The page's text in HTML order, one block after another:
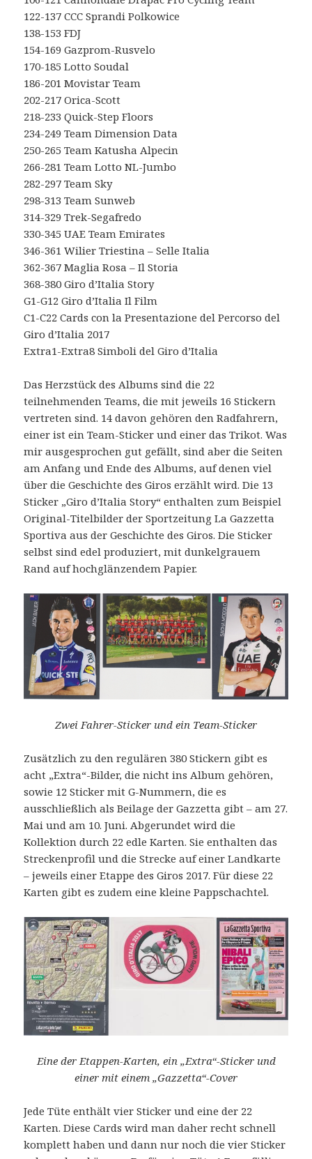
122-137 CCC Sprandi Polkowice
138-153 FDJ
154-169 Gazprom-Rusvelo
170-185 Lotto Soudal
186-201 Movistar Team
202-217 Orica-Scott
218-233 Quick-Step Floors
234-249 Team Dimension Data
250-265 Team Katusha Alpecin
266-281 Team Lotto NL-Jumbo
282-297 Team Sky
298-313 Team Sunweb
314-329 Trek-Segafredo
330-345 UAE Team Emirates
346-361 Wilier Triestina – Selle Italia
362-367 Maglia Rosa – Il Storia
368-380 Giro d’Italia Story
G1-G12 Giro d’Italia Il Film
C1-C22 Cards con la Presentazione del Percorso del
Giro d’Italia 2017
Extra1-Extra8 Simboli del Giro d’Italia
Das Herzstück des Albums sind die 22
teilnehmenden Teams, die mit jeweils 16 Stickern
vertreten sind. 14 davon gehören den Radfahrern,
einer ist ein Team-Sticker und einer das Trikot. Was
mir ausgesprochen gut gefällt, sind aber die Seiten
am Anfang und Ende des Albums, auf denen viel
über die Geschichte des Giros erzählt wird. Die 13
Sticker „Giro d’Italia Story“ enthalten zum Beispiel
Original-Titelbilder der Sportzeitung La Gazzetta
Sportiva aus der Geschichte des Giros. Die Sticker
selbst sind edel produziert, mit dunkelgrauem
Rand auf hochglänzendem Papier.
Zwei Fahrer-Sticker und ein Team-Sticker
Zusätzlich zu den regulären 380 Stickern gibt es
acht „Extra“-Bilder, die nicht ins Album gehören,
sowie 12 Sticker mit G-Nummern, die es
ausschließlich als Beilage der Gazzetta gibt – am 27.
Mai und am 10. Juni. Abgerundet wird die
Kollektion durch 22 edle Karten. Sie enthalten das
Streckenprofil und die Strecke auf einer Landkarte
– jeweils einer Etappe des Giros 2017. Für diese 22
Karten gibt es zudem eine kleine Pappschachtel.
Eine der Etappen-Karten, ein „Extra“-Sticker und
einer mit einem „Gazzetta“-Cover
Jede Tüte enthält vier Sticker und eine der 22
Karten. Diese Cards wird man daher recht schnell
komplett haben und dann nur noch die vier Sticker